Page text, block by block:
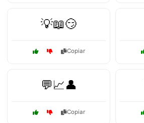
💡📖😏
Copiar
💬📈👤
Copiar